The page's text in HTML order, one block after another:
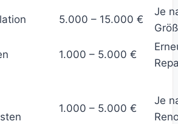
5.000 – 15.000 €
Je
1.000 – 5.000 €
1.000 – 5.000 €
Je